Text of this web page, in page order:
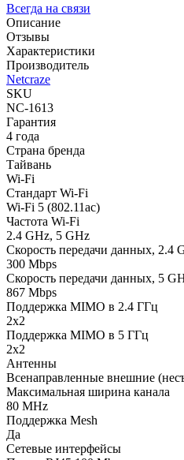
Всегда на связи
Описание
Отзывы
Характеристики
Производитель
Netcraze
SKU
NC-1613
Гарантия
4 года
Страна бренда
Тайвань
Wi-Fi
Стандарт Wi-Fi
Wi-Fi 5 (802.11ac)
Частота Wi-Fi
2.4 GHz, 5 GHz
Скорость передачи данных, 2.4
300 Mbps
Скорость передачи данных, 5
867 Mbps
Поддержка MIMO в 2.4 ГГц
2x2
Поддержка MIMO в 5 ГГц
2x2
Антенны
Всенаправленные внешние
Максимальная ширина канала
80 MHz
Поддержка Mesh
Да
Сетевые интерфейсы